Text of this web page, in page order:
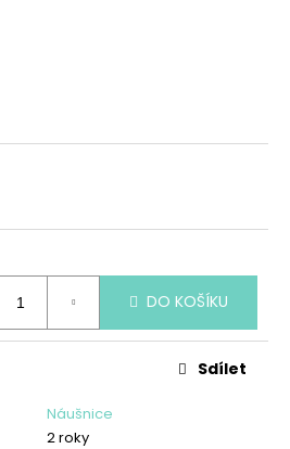
DO KOŠÍKU
Náušnice
2 roky
Sdílet